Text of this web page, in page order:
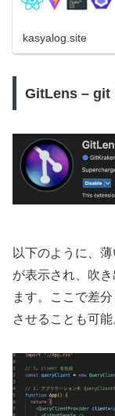
kasyalog.site
GitLens – git
以下のように、
が表示され、吹
ます。ここで差
させることも可能